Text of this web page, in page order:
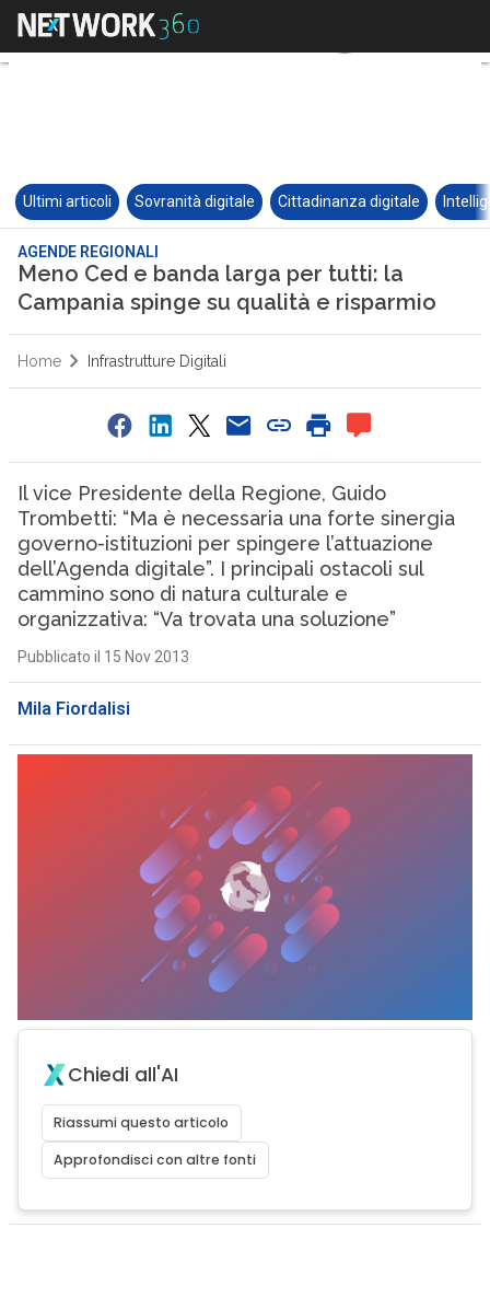
Ultimi articoli Sovranità digitale Cittadinanza digitale
AGENDE REGIONALI
Meno Ced e banda larga per tutti: la
Campania spinge su qualità e risparmio
Home Infrastrutture Digitali
Il vice Presidente della Regione, Guido
Trombetti: “Ma è necessaria una forte sinergia
governo-istituzioni per spingere l’attuazione
dell’Agenda digitale”. I principali ostacoli sul
cammino sono di natura culturale e
organizzativa: “Va trovata una soluzione”
Pubblicato il 15 Nov 2013
Mila Fiordalisi
Chiedi all'AI
Riassumi questo articolo
Approfondisci con altre fonti